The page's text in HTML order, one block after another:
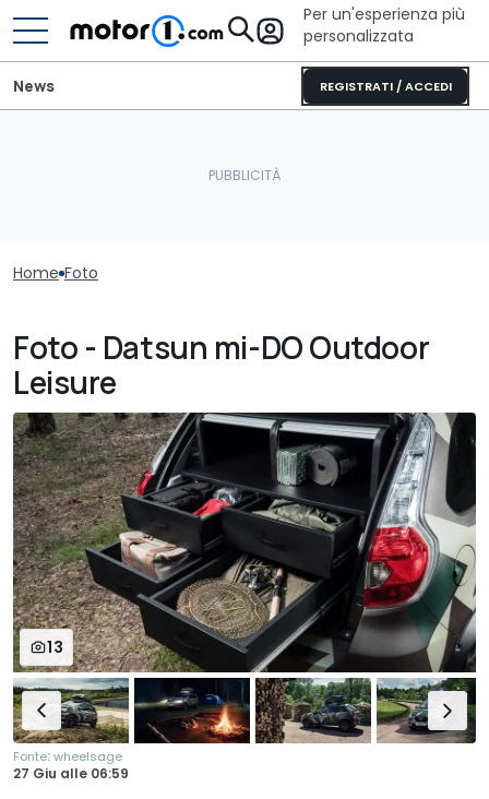
Per un'esperienza più
personalizzata
REGISTRATI / ACCEDI
News
Home Foto
Foto - Datsun mi-DO Outdoor
Leisure
13
Fonte:wheelsage
27 Giu alle 06:59